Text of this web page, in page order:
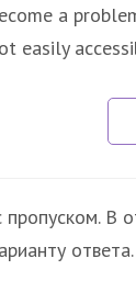
a
easily
пропуском. В
ответа.